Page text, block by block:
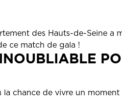
des Hauts-de-Seine a
ce match de gala !
chance de vivre un moment